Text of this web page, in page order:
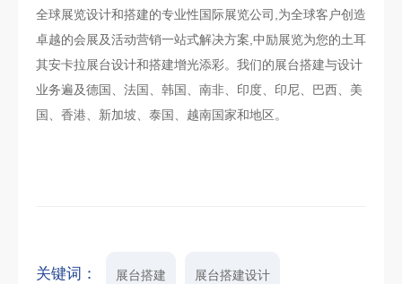
全球展览设计和搭建的专业性国际展览公司,为全球客户创造
卓越的会展及活动营销一站式解决方案,中励展览为您的土耳
其安卡拉展台设计和搭建增光添彩。我们的展台搭建与设计
业务遍及德国、法国、韩国、南非、印度、印尼、巴西、美
国、香港、新加坡、泰国、越南国家和地区。
关键词： 展台搭建 展台搭建设计